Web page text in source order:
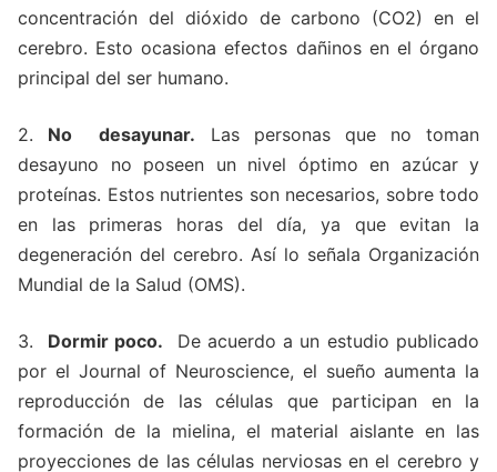
concentración del dióxido de carbono (CO2) en el
cerebro. Esto ocasiona efectos dañinos en el órgano
principal del ser humano.
2. No desayunar. Las personas que no toman
desayuno no poseen un nivel óptimo en azúcar y
proteínas. Estos nutrientes son necesarios, sobre todo
en las primeras horas del día, ya que evitan la
degeneración del cerebro. Así lo señala Organización
Mundial de la Salud (OMS).
3. Dormir poco. De acuerdo a un estudio publicado
por el Journal of Neuroscience, el sueño aumenta la
reproducción de las células que participan en la
formación de la mielina, el material aislante en las
proyecciones de las células nerviosas en el cerebro y